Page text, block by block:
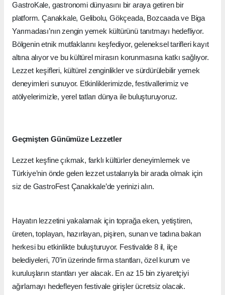
GastroKale, gastronomi dünyasını bir araya getiren bir
platform. Çanakkale, Gelibolu, Gökçeada, Bozcaada ve Biga
Yarımadası’nın zengin yemek kültürünü tanıtmayı hedefliyor.
Bölgenin etnik mutfaklarını keşfediyor, geleneksel tarifleri kayıt
altına alıyor ve bu kültürel mirasın korunmasına katkı sağlıyor.
Lezzet keşifleri, kültürel zenginlikler ve sürdürülebilir yemek
deneyimleri sunuyor. Etkinliklerimizde, festivallerimiz ve
atölyelerimizle, yerel tatları dünya ile buluşturuyoruz.
Geçmişten Günümüze Lezzetler
Lezzet keşfine çıkmak, farklı kültürler deneyimlemek ve
Türkiye’nin önde gelen lezzet ustalarıyla bir arada olmak için
siz de GastroFest Çanakkale’de yerinizi alın.
Hayatın lezzetini yakalamak için toprağa eken, yetiştiren,
üreten, toplayan, hazırlayan, pişiren, sunan ve tadına bakan
herkesi bu etkinlikte buluşturuyor. Festivalde 8 il, ilçe
belediyeleri, 70’in üzerinde firma stantları, özel kurum ve
kuruluşların stantları yer alacak. En az 15 bin ziyaretçiyi
ağırlamayı hedefleyen festivale girişler ücretsiz olacak.